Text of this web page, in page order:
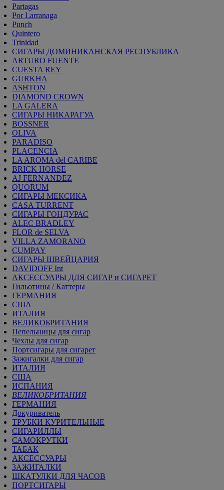
Partagas
Por Larranaga
Punch
Quintero
Trinidad
СИГАРЫ ДОМИНИКАНСКАЯ РЕСПУБЛИКА
ARTURO FUENTE
CUESTA REY
GURKHA
ASHTON
DIAMOND CROWN
LA GALERA
СИГАРЫ НИКАРАГУА
BOSSNER
OLIVA
PARADISO
PLACENCIA
LA AROMA del CARIBE
BRICK HORSE
AJ FERNANDEZ
QUORUM
СИГАРЫ МЕКСИКА
CASA TURRENT
СИГАРЫ ГОНДУРАС
ALEC BRADLEY
FLOR de SELVA
VILLA ZAMORANO
CUMPAY
СИГАРЫ ШВЕЙЦАРИЯ
DAVIDOFF Int
АКСЕССУАРЫ ДЛЯ СИГАР и СИГАРЕТ
Гильотины / Каттеры
ГЕРМАНИЯ
США
ИТАЛИЯ
ВЕЛИКОБРИТАНИЯ
Пепельницы для сигар
Чехлы для сигар
Портсигары для сигарет
Зажигалки для сигар
ИТАЛИЯ
США
ИСПАНИЯ
ВЕЛИКОБРИТАНИЯ
ГЕРМАНИЯ
Докуриватель
ТРУБКИ КУРИТЕЛЬНЫЕ
СИГАРИЛЛЫ
САМОКРУТКИ
ТАБАК
АКСЕССУАРЫ
ЗАЖИГАЛКИ
ШКАТУЛКИ ДЛЯ ЧАСОВ
ПОРТСИГАРЫ